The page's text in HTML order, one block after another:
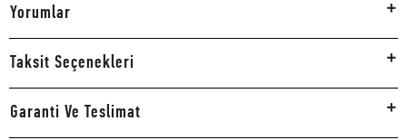
Yorumlar
Taksit Seçenekleri
Garanti Ve Teslimat